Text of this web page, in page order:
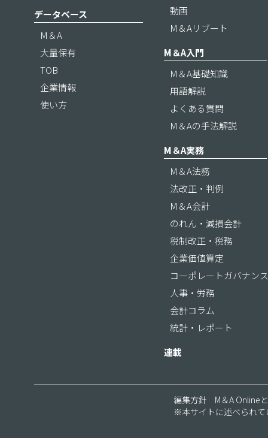
データベース
M＆A
大量保有
TOB
企業情報
使い方
動画
M＆Aリブート
M＆A入門
M＆A基礎知識
用語解説
よくある質問
M＆Aの手法解説
M＆A実務
M＆A法務
法改正・判例
M＆A会計
のれん・減損会計
税制改正・税務
企業価値算定
コーポレートガバナン
人事・労務
会計コラム
統計・レポート
連載
編集方針
M＆A Online
※本サイトに述べられて